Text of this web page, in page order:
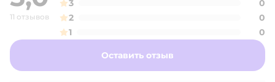
11 отзывов
3
0
2
0
1
0
Оставить отзыв